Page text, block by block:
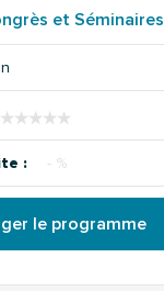
et Séminaires
★★★★★
★★★★★
: - %
le programme